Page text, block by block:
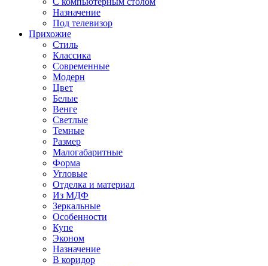
Назначение
Под телевизор
Прихожие
Стиль
Классика
Современные
Модерн
Цвет
Белые
Венге
Светлые
Темные
Размер
Малогабаритные
Форма
Угловые
Отделка и материал
Из МДФ
Зеркальные
Особенности
Купе
Эконом
Назначение
В коридор